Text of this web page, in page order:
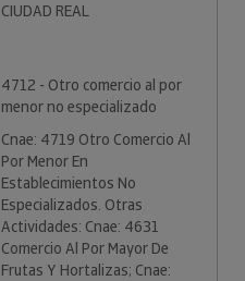
CIUDAD REAL
4712 - Otro comercio al por
menor no especializado
Cnae: 4719 Otro Comercio Al
Por Menor En
Establecimientos No
Especializados. Otras
Actividades: Cnae: 4631
Comercio Al Por Mayor De
Frutas Y Hortalizas; Cnae: